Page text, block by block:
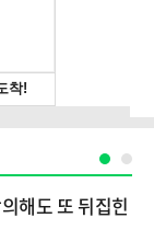
해도 또 뒤집힌